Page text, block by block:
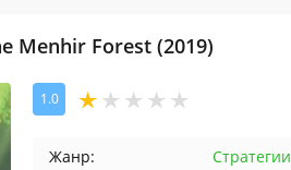
Menhir Forest (2019)
1.0
Жанр: Стратегии